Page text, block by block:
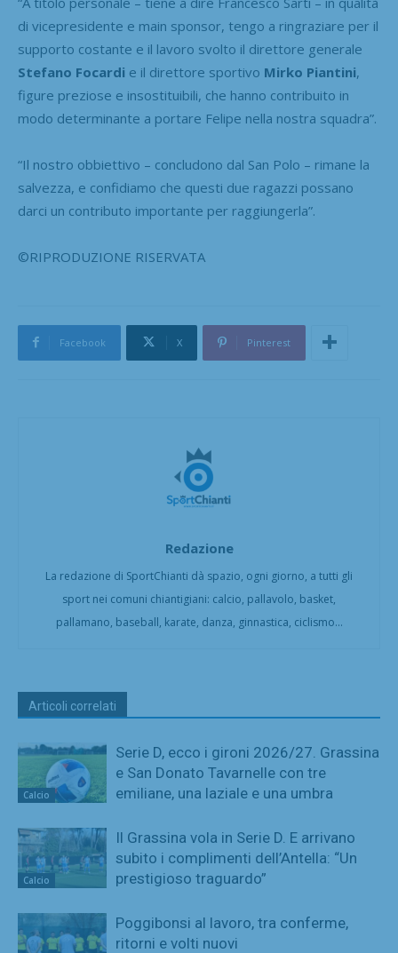
di vicepresidente e main sponsor, tengo a ringraziare per il
supporto costante e il lavoro svolto il direttore generale
Stefano Focardi e il direttore sportivo Mirko Piantini,
figure preziose e insostituibili, che hanno contribuito in
modo determinante a portare Felipe nella nostra squadra”.
“Il nostro obbiettivo – concludono dal San Polo – rimane la
salvezza, e confidiamo che questi due ragazzi possano
darci un contributo importante per raggiungerla”.
©RIPRODUZIONE RISERVATA
Facebook X Pinterest
Redazione
La redazione di SportChianti dà spazio, ogni giorno, a tutti gli
sport nei comuni chiantigiani: calcio, pallavolo, basket,
pallamano, baseball, karate, danza, ginnastica, ciclismo...
Articoli correlati
Calcio
Serie D, ecco i gironi 2026/27. Grassina
e San Donato Tavarnelle con tre
emiliane, una laziale e una umbra
Calcio
Il Grassina vola in Serie D. E arrivano
subito i complimenti dell’Antella: “Un
prestigioso traguardo”
Poggibonsi al lavoro, tra conferme,
ritorni e volti nuovi